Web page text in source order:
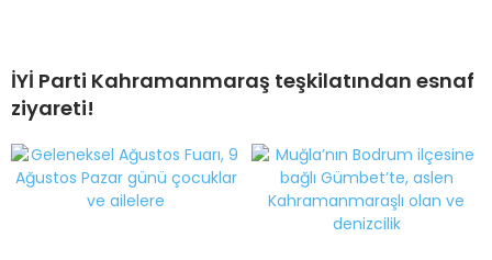
İYİ Parti Kahramanmaraş teşkilatından esnaf
ziyareti!